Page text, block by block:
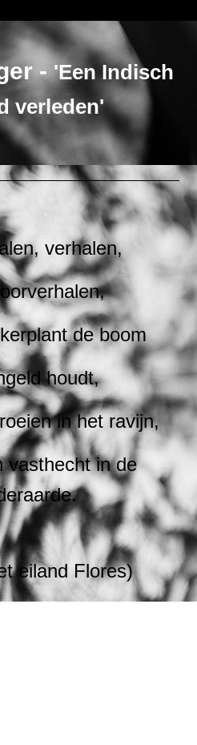
- 'Een Indisch
verleden'
verhalen,
de boom
houdt,
in het ravijn,
vasthecht in de
eiland Flores)